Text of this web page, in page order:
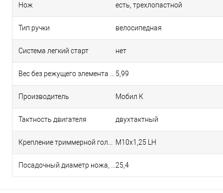
Нож есть, трехлопастной
Тип ручки велосипедная
Система легкий старт нет
5,99
Производитель Мобил К
Тактность двигателя двухтактный
M10x1,25 LH
25,4